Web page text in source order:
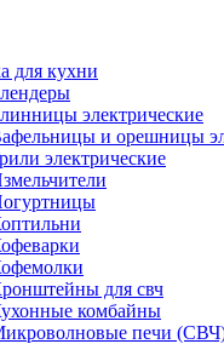
для кухни
электрические
и орешницы
электрические
для свч
комбайны
печи